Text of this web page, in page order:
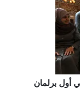
أول برلمان